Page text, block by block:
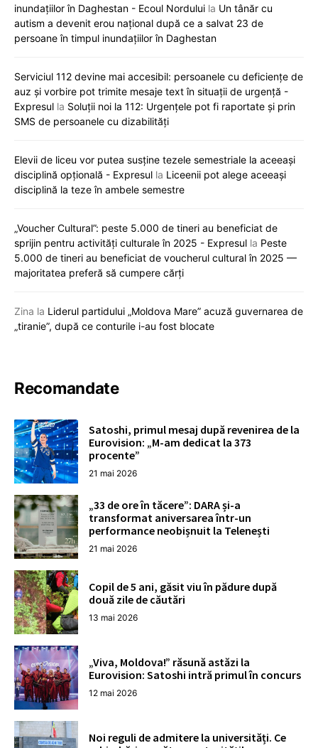
inundațiilor în Daghestan - Ecoul Nordului la Un tânăr cu
autism a devenit erou național după ce a salvat 23 de
persoane în timpul inundațiilor în Daghestan
Serviciul 112 devine mai accesibil: persoanele cu deficiențe de
auz și vorbire pot trimite mesaje text în situații de urgență -
Expresul la Soluții noi la 112: Urgențele pot fi raportate și prin
SMS de persoanele cu dizabilități
Elevii de liceu vor putea susține tezele semestriale la aceeași
disciplină opțională - Expresul la Liceenii pot alege aceeași
disciplină la teze în ambele semestre
„Voucher Cultural”: peste 5.000 de tineri au beneficiat de
sprijin pentru activități culturale în 2025 - Expresul la Peste
5.000 de tineri au beneficiat de voucherul cultural în 2025 —
majoritatea preferă să cumpere cărți
Zina la Liderul partidului „Moldova Mare” acuză guvernarea de
„tiranie”, după ce conturile i-au fost blocate
Recomandate
Satoshi, primul mesaj după revenirea de la
Eurovision: „M-am dedicat la 373
procente”
21 mai 2026
„33 de ore în tăcere”: DARA și-a
transformat aniversarea într-un
performance neobișnuit la Telenești
21 mai 2026
Copil de 5 ani, găsit viu în pădure după
două zile de căutări
13 mai 2026
„Viva, Moldova!” răsună astăzi la
Eurovision: Satoshi intră primul în concurs
12 mai 2026
Noi reguli de admitere la universități. Ce